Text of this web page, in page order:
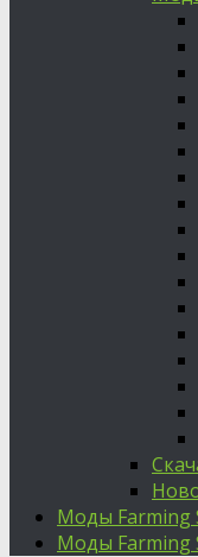
Моды Farming
Моды Farming